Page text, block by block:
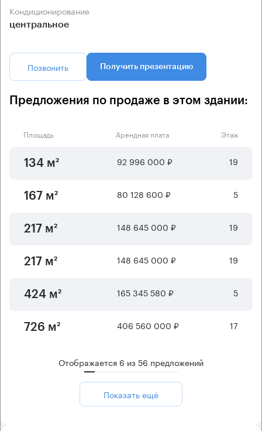
Кондиционирование
центральное
Позвонить Получить презентацию
Предложения по продаже в этом здании:
Площадь Арендная плата Этаж
134 м² 92 996 000 ₽ 19
167 м² 80 128 600 ₽ 5
217 м² 148 645 000 ₽ 19
217 м² 148 645 000 ₽ 19
424 м² 165 345 580 ₽ 5
726 м² 406 560 000 ₽ 17
Отображается 6 из56 предложений
Показать ещё